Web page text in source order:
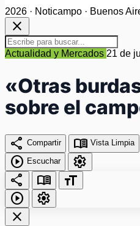
2026 · Noticampo · Buenos
close
Actualidad y Mercados 21 de
«Otras
sobre el
share Compartir menu_book Vista Limpia
play_circle Escuchar
settings
share
menu_book
format_size
play_circle
settings
close